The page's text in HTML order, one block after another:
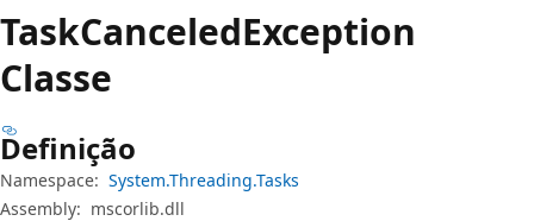
TaskCanceledException
Classe
Definição
Namespace: System.Threading.Tasks
Assembly: mscorlib.dll